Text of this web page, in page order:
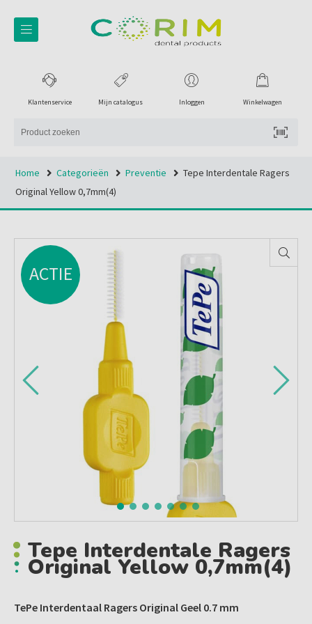
Winkelwagen
Inloggen
Mijn catalogus
Klantenservice
Home Categorieën Preventie
Tepe Interdentale Ragers
Original Yellow 0,7mm(4)
ACTIE
Tepe Interdentale Ragers
Original Yellow 0,7mm(4)
TePe Interdentaal Ragers Original Geel 0.7 mm